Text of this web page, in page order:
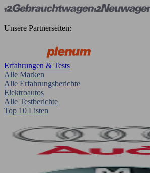
Unsere Partnerseiten:
Erfahrungen & Tests
Alle Marken
Alle Erfahrungsberichte
Elektroautos
Alle Testberichte
Top 10 Listen